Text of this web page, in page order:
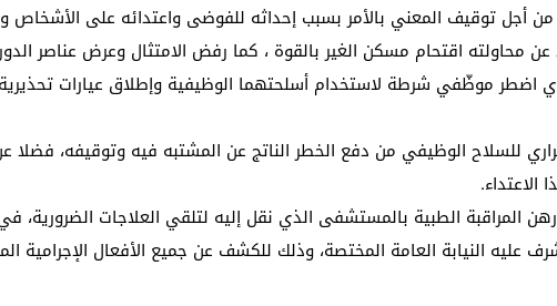
أجل توقيف المعني بالأمر بسبب إحداثه للفوضى واعتدائه على الأشخاص
عن محاولته اقتحام مسكن الغير بالقوة ، كما رفض الامتثال وعرض عناصر
اضطر موظّفي شرطة لاستخدام أسلحتهما الوظيفية وإطلاق عيارات
للسلاح الوظيفي من دفع الخطر الناتج عن المشتبه فيه وتوقيفه، فضلا
المراقبة الطبية بالمستشفى الذي نقل إليه لتلقي العلاجات الضرورية،
عليه النيابة العامة المختصة، وذلك للكشف عن جميع الأفعال الإجرامية